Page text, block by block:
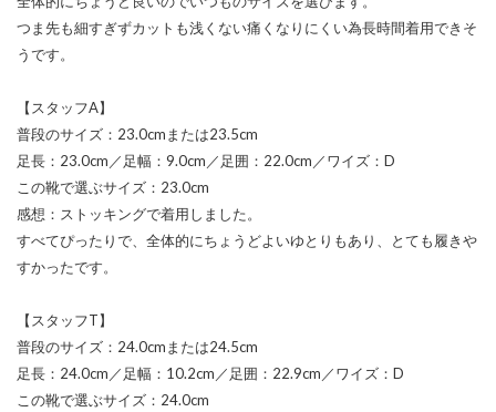
つま先も細すぎずカットも浅くない痛くなりにくい為長時間着用できそ
うです。
【スタッフA】
普段のサイズ：23.0cmまたは23.5cm
足長：23.0cm／足幅：9.0cm／足囲：22.0cm／ワイズ：D
この靴で選ぶサイズ：23.0cm
感想：ストッキングで着用しました。
すべてぴったりで、全体的にちょうどよいゆとりもあり、とても履きや
すかったです。
【スタッフT】
普段のサイズ：24.0cmまたは24.5cm
足長：24.0cm／足幅：10.2cm／足囲：22.9cm／ワイズ：D
この靴で選ぶサイズ：24.0cm